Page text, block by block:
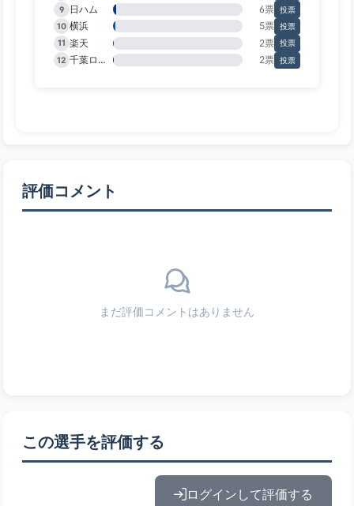
9
日ハム 6票 投票
10 横浜 5票 投票
11 楽天 2票 投票
12
千葉ロッテ 2票 投票
評価コメント
まだ評価コメントはありません
この選手を評価する
ログインして評価する